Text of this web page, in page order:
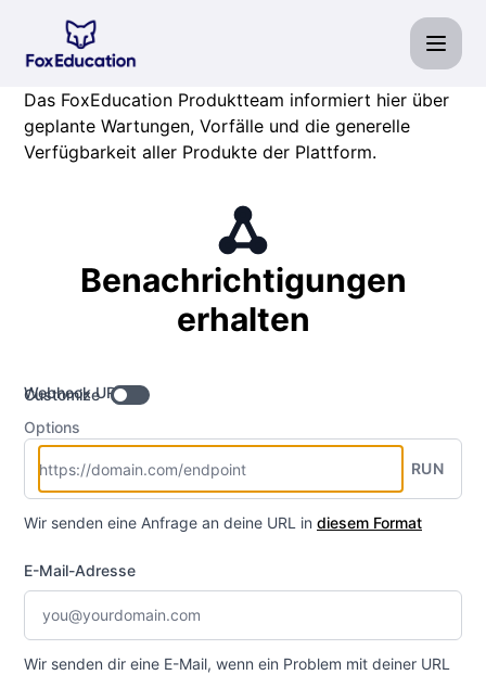
Fox Education Services GmbH - Benachrichtigungen
Das FoxEducation Produktteam informiert hier über
geplante Wartungen, Vorfälle und die generelle
Verfügbarkeit aller Produkte der Plattform.
Benachrichtigungen
erhalten
Webhook URL
Customize
Options
RUN
Wir senden eine Anfrage an deine URL in diesem Format
E-Mail-Adresse
Wir senden dir eine E-Mail, wenn ein Problem mit deiner URL